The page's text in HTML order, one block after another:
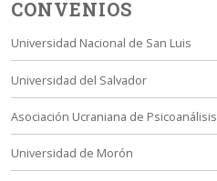
CONVENIOS
Universidad Nacional de San Luis
Universidad del Salvador
Asociación Ucraniana de Psicoanálisis
Universidad de Morón